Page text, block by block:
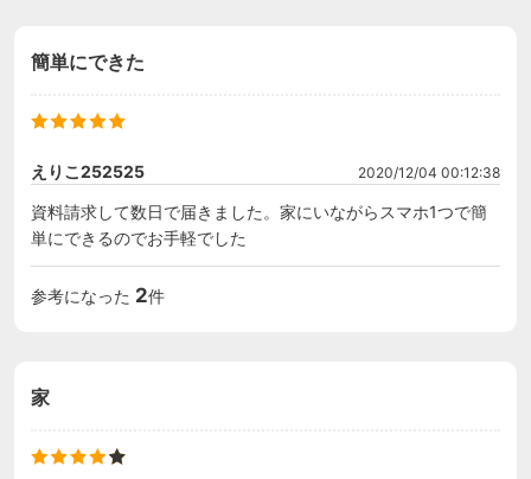
簡単にできた
えりこ252525 2020/12/04 00:12:38
資料請求して数日で届きました。家にいながらスマホ1つで簡
単にできるのでお手軽でした
参考になった 2件
家